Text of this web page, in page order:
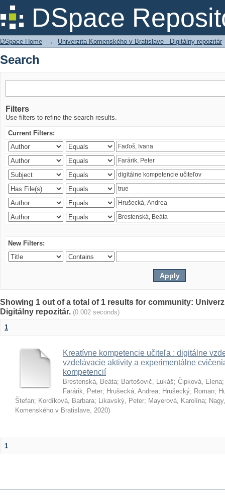
DSpace
Search
DSpace Home → Univerzita Komenského v Bratislave - Digitálny repozitár
Search
Filters
Use filters to refine the search results.
Current Filters:
New Filters:
Showing 1 out of a total of 1 results for community:
Digitálny repozitár. (0.002 seconds)
1
Kreatívne kompetencie učiteľa : digitálne
vzdelávacie aktivity a experimentálne
kompetencií
Brestenská, Beáta; Bartošovič, Lukáš; Čipková, Elena
Farárik, Peter; Hrušecká, Andrea; Hrušecký, Roman;
Štefan; Kordíková, Barbara; Likavský, Peter; Mayerová, Karolína;
Komenského v Bratislave, 2020)
1